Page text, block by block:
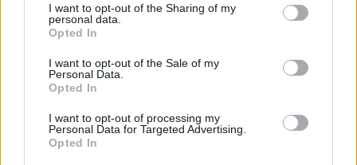
I want to opt-out of the Sharing of my
personal data.
Opted In
I want to opt-out of the Sale of my
Personal Data.
Opted In
I want to opt-out of processing my
Personal Data for Targeted Advertising.
Opted In